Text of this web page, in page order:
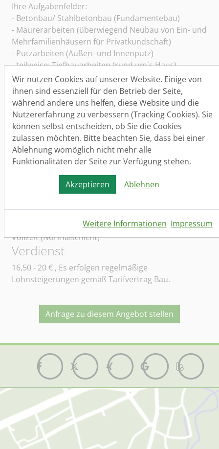
Ihre Aufgabenfelder:
- Betonbau/ Stahlbetonbau (Fundamentebau)
- Maurerarbeiten (überwiegend Neubau von Ein- und
Mehrfamilienhäusern für Privatkundschaft)
- Putzarbeiten (Außen- und Innenputz)
- teilweise: Tiefbauarbeiten (rund um´s Haus)
- teilweise: Erdarbeiten mit Baumaschinen
Einzugsgebiet/e der Bewerber/innen
Sie sollten idealerweise aus den Einzugsgebieten
Sangerhausen, Artern, An der Schmücke, Kölleda,
Rossleben-Wiehe, Bad Frankenhausen und/ oder
dem jeweiligen Nahbereich kommen.
Arbeitsort
Sangerhausen, Artern, An der Schmücke, Kölleda,
Vollzeit (Normalschicht)
Verdienst
16,50 - 20€ , Es erfolgen regelmäßige
Lohnsteigerungen gemäß Tarifvertrag Bau.
Anfrage zu diesem Angebot stellen
Wir nutzen Cookies auf unserer Website. Einige von
ihnen sind essenziell für den Betrieb der Seite,
während andere uns helfen, diese Website und die
Nutzererfahrung zu verbessern (Tracking Cookies). Sie
können selbst entscheiden, ob Sie die Cookies
zulassen möchten. Bitte beachten Sie, dass bei einer
Ablehnung womöglich nicht mehr alle
Funktionalitäten der Seite zur Verfügung stehen.
Akzeptieren Ablehnen
Weitere Informationen Impressum